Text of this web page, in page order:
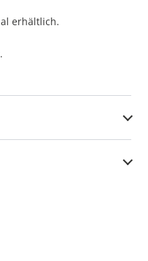
erhältlich.